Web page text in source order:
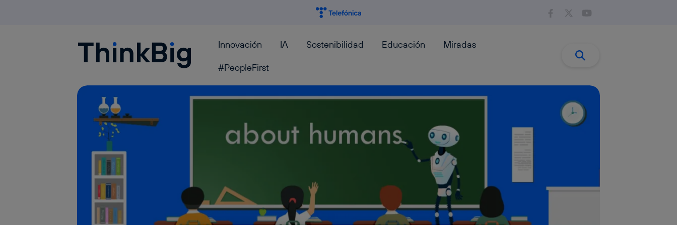
Blogthinkbig.com Innovación IA Sostenibilidad Educación
Miradas
#PeopleFirst
Buscar